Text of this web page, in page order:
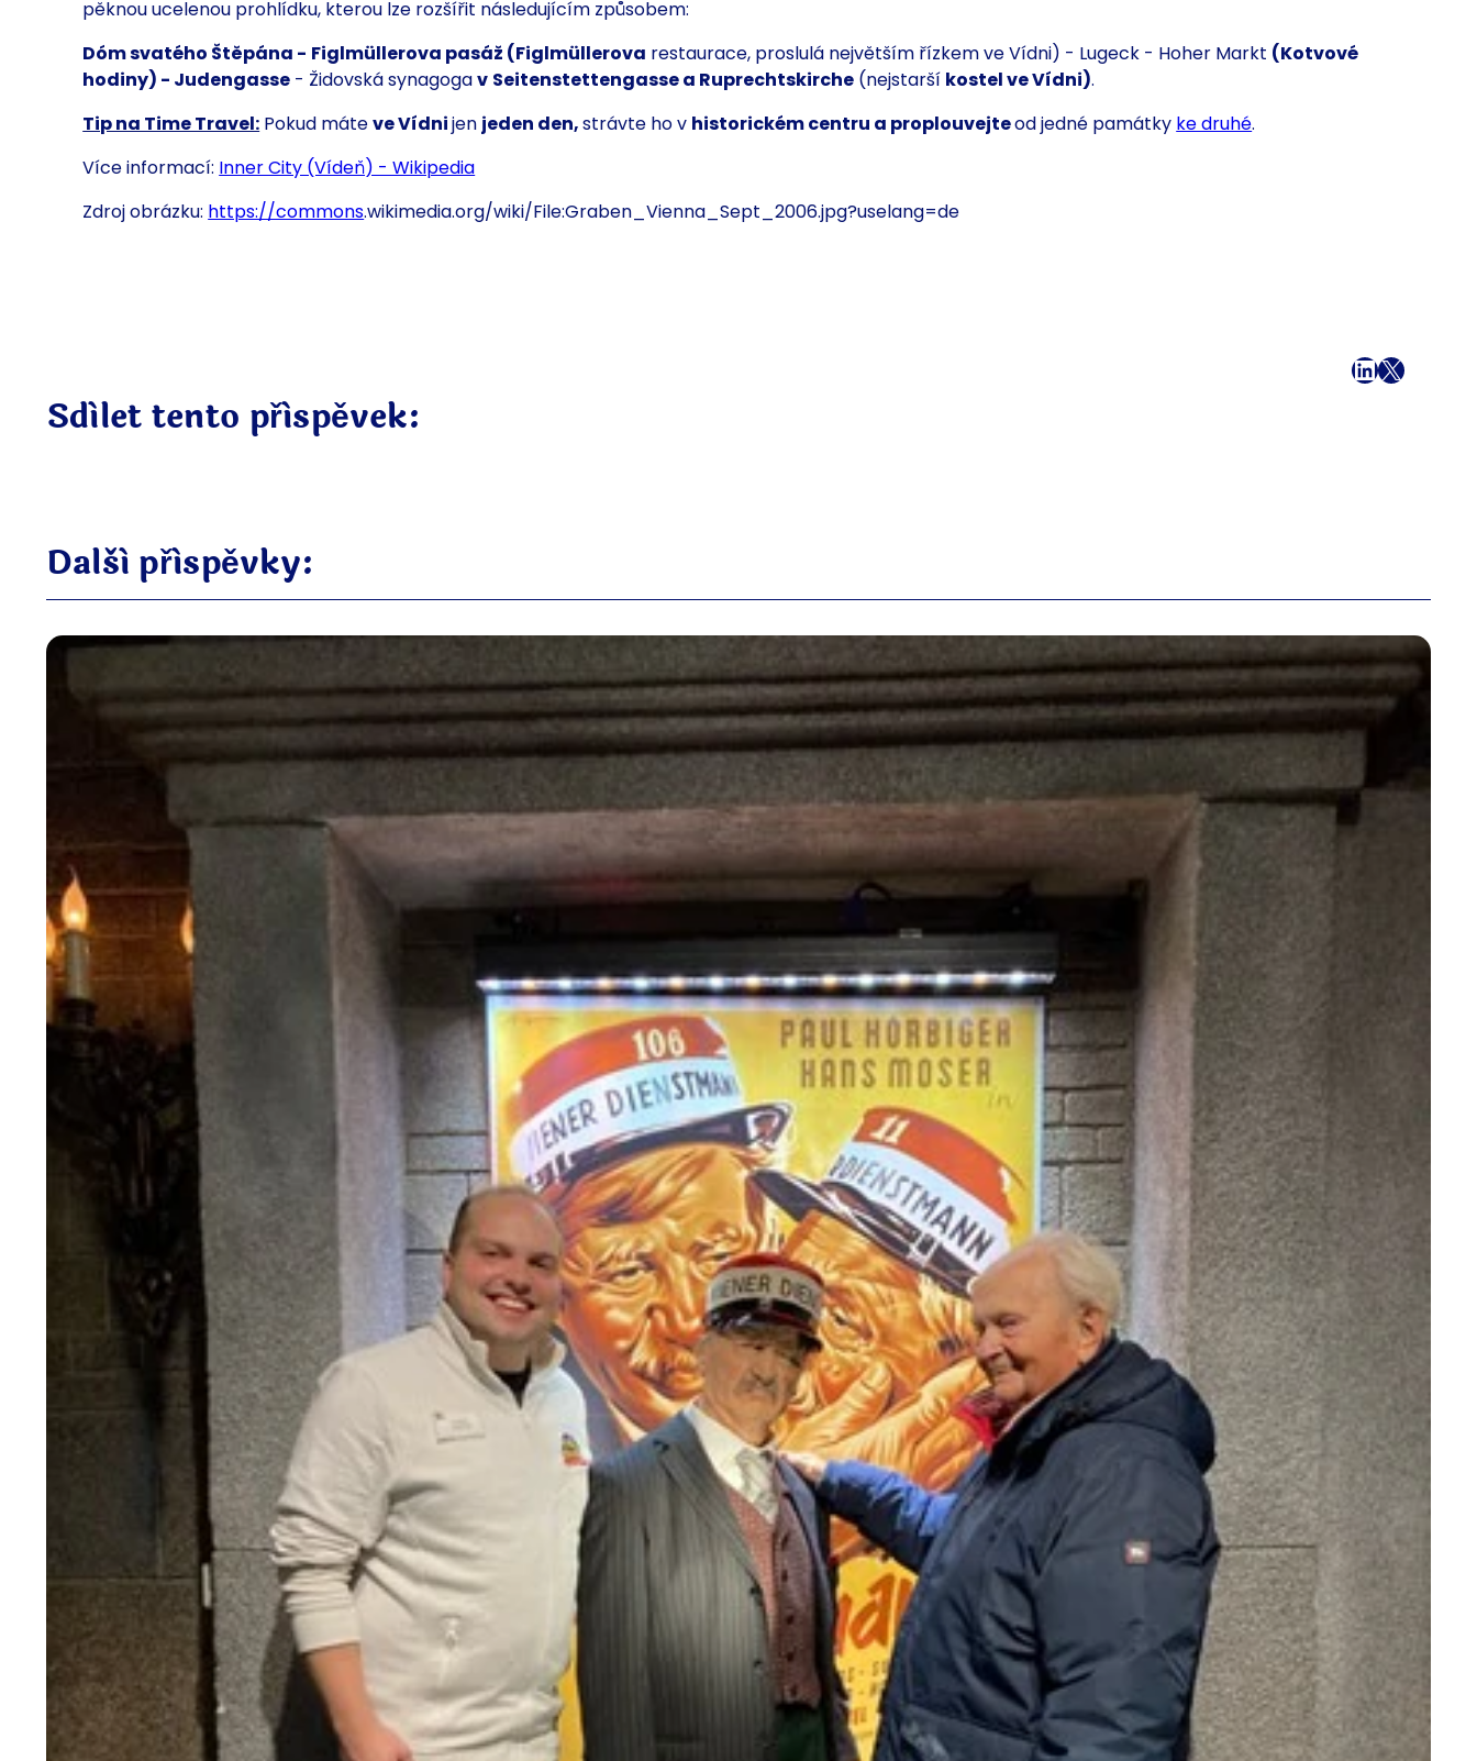
pěknou ucelenou prohlídku, kterou lze rozšířit následujícím způsobem:
Dóm svatého Štěpána - Figlmüllerova pasáž (Figlmüllerova restaurace, proslulá největším řízkem ve Vídni) - Lugeck - Hoher Markt (Kotvové
hodiny) - Judengasse - Židovská synagogav Seitenstettengasse a Ruprechtskirche (nejstarší kostel ve Vídni).
Tip na Time Travel: Pokud máteve Vídnijen jeden den,strávte ho v historickém centru a proplouvejteod jedné památky ke druhé.
Více informací: Inner City (Vídeň) - Wikipedia
Zdroj obrázku: https://commons.wikimedia.org/wiki/File:Graben_Vienna_Sept_2006.jpg?uselang=de
Sdílet tento příspěvek:
Facebook
LinkedIn
X E-mail
Další příspěvky: